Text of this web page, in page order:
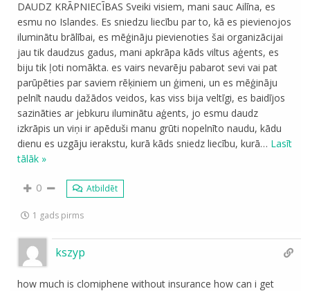
DAUDZ KRĀPNIECĪBAS Sveiki visiem, mani sauc Ailīna, es
esmu no Islandes. Es sniedzu liecību par to, kā es pievienojos
iluminātu brālībai, es mēģināju pievienoties šai organizācijai
jau tik daudzus gadus, mani apkrāpa kāds viltus aģents, es
biju tik ļoti nomākta. es vairs nevarēju pabarot sevi vai pat
parūpēties par saviem rēķiniem un ģimeni, un es mēģināju
pelnīt naudu dažādos veidos, kas viss bija veltīgi, es baidījos
sazināties ar jebkuru iluminātu aģents, jo esmu daudz
izkrāpis un viņi ir apēduši manu grūti nopelnīto naudu, kādu
dienu es uzgāju ierakstu, kurā kāds sniedz liecību, kurā… Lasīt
tālāk »
0 Atbildēt
1 gads pirms
kszyp
how much is clomiphene without insurance how can i get